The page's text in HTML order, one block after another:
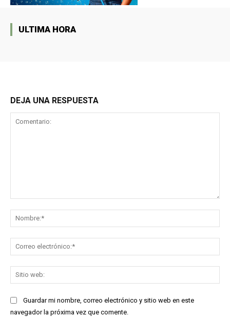
ULTIMA HORA
DEJA UNA RESPUESTA
Guardar mi nombre, correo electrónico y sitio web en este
navegador la próxima vez que comente.